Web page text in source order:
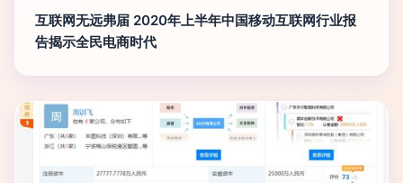
互联网无远弗届 2020年上半年中国移动互联网行业报
告揭示全民电商时代